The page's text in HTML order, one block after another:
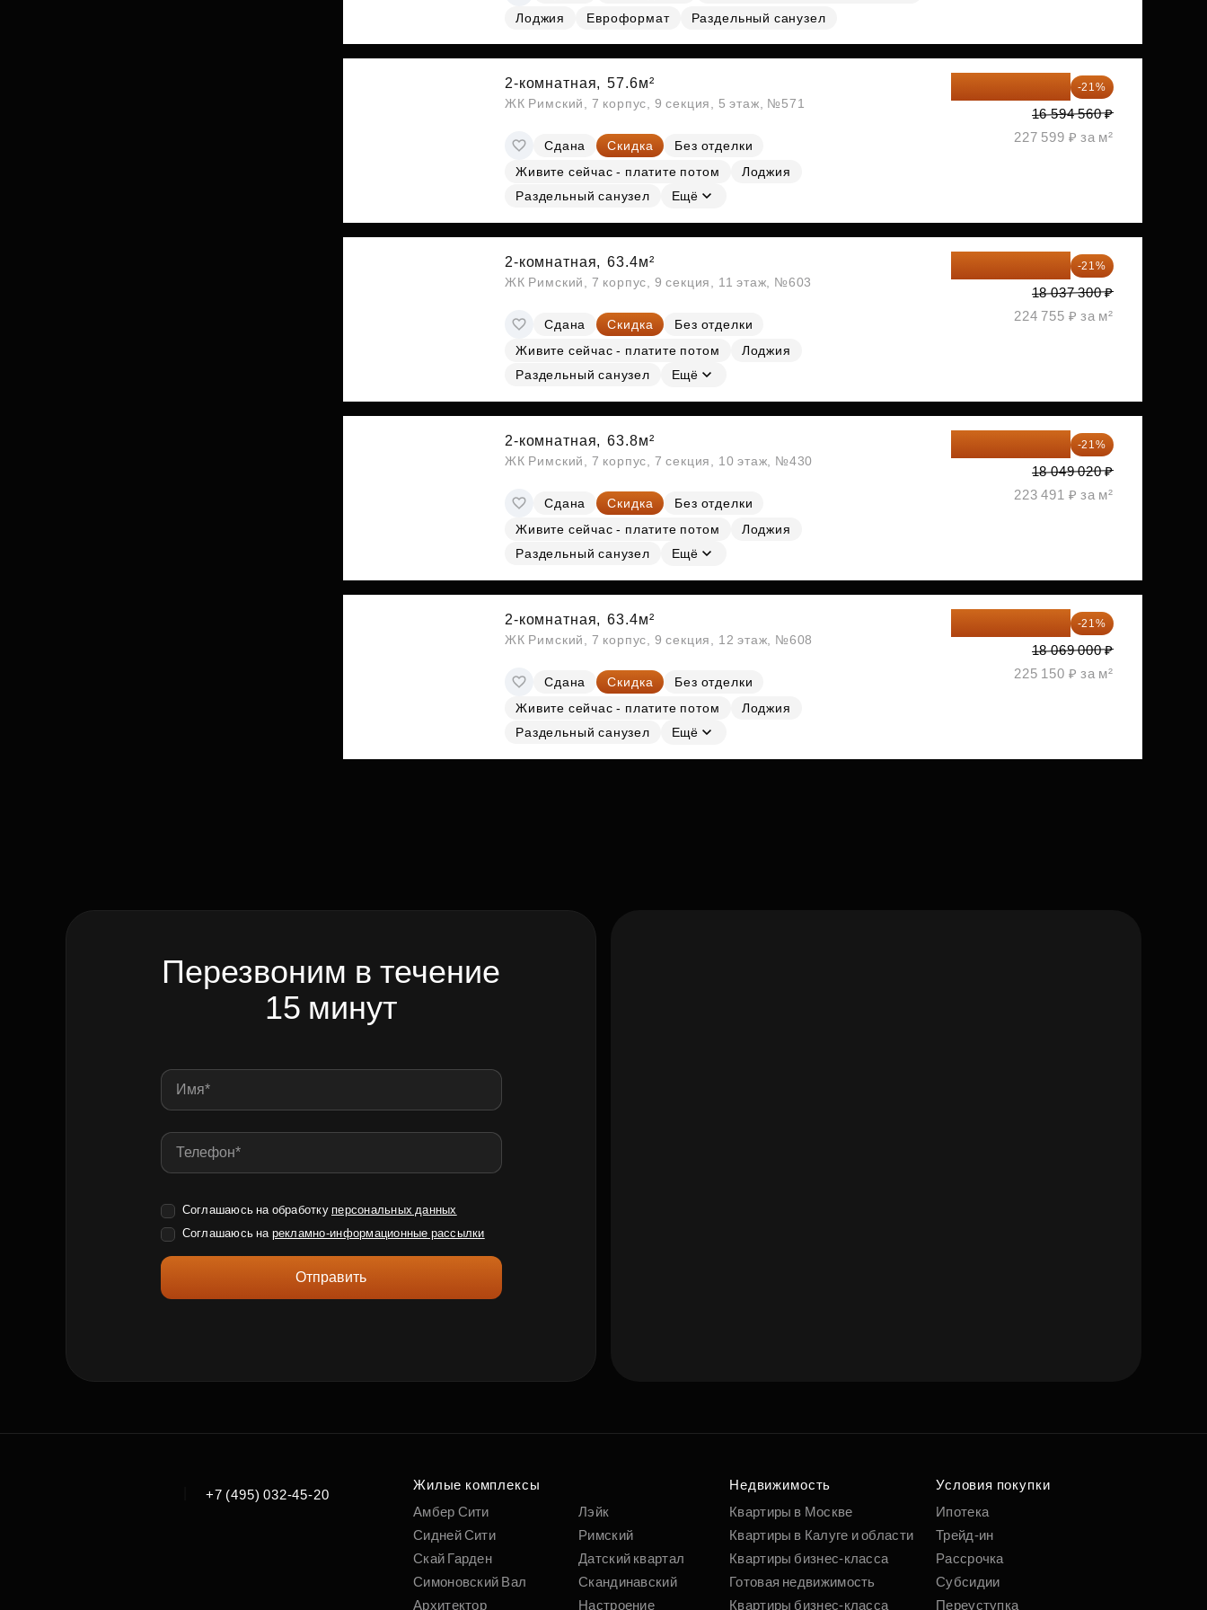
Лоджия
Евроформат Раздельный санузел
2-комнатная, 57.6м²
ЖК Римский, 7 корпус, 9 секция, 5 этаж, №571
Сдана Скидка
Без отделки
Живите сейчас - платите потом
Лоджия
Раздельный санузел
Ещё
-21%
16 594 560 ₽
227 599 ₽ за м²
2-комнатная, 63.4м²
ЖК Римский, 7 корпус, 9 секция, 11 этаж, №603
Сдана Скидка
Без отделки
Живите сейчас - платите потом
Лоджия
Раздельный санузел
Ещё
-21%
18 037 300 ₽
224 755 ₽ за м²
2-комнатная, 63.8м²
ЖК Римский, 7 корпус, 7 секция, 10 этаж, №430
Сдана Скидка
Без отделки
Живите сейчас - платите потом
Лоджия
Раздельный санузел
Ещё
-21%
18 049 020 ₽
223 491 ₽ за м²
2-комнатная, 63.4м²
ЖК Римский, 7 корпус, 9 секция, 12 этаж, №608
Сдана Скидка
Без отделки
Живите сейчас - платите потом
Лоджия
Раздельный санузел
Ещё
-21%
18 069 000 ₽
225 150 ₽ за м²
Перезвоним в течение
15 минут
Соглашаюсь на обработку персональных данных
Соглашаюсь на рекламно-информационные рассылки
Отправить
+7 (495) 032-45-20
Жилые комплексы
Амбер Сити
Сидней Сити
Скай Гарден
Симоновский Вал
Архитектор
Лэйк
Римский
Датский квартал
Скандинавский
Настроение
Недвижимость
Квартиры в Москве
Квартиры в Калуге и области
Квартиры бизнес-класса
Готовая недвижимость
Квартиры бизнес-класса
Условия покупки
Ипотека
Трейд-ин
Рассрочка
Субсидии
Переуступка